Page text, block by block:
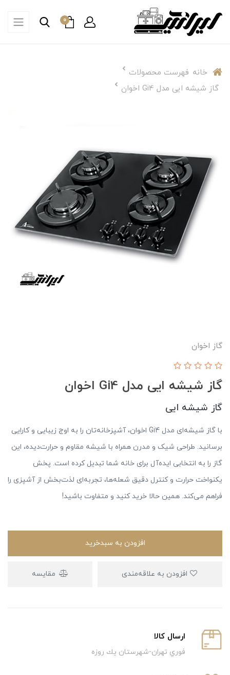
0
خانه فهرست محصولات
گاز شیشه ایی مدل Gi4 اخوان
گاز اخوان
گاز شیشه ایی مدل Gi4 اخوان
گاز شیشه ایی
با گاز شیشه‌ای مدل Gi4 اخوان، آشپزخانه‌تان را به اوج زیبایی و کارایی
برسانید. طراحی شیک و مدرن همراه با شیشه مقاوم و حرارت‌دیده، این
گاز را به انتخابی ایده‌آل برای خانه شما تبدیل کرده است. پخش
یکنواخت حرارت و کنترل دقیق شعله‌ها، تجربه‌ای لذت‌بخش از آشپزی را
فراهم می‌کند. همین حالا خرید کنید و متفاوت باشید!
افزودن به سبدخرید
مقایسه
ارسال كالا
فوري تهران-شهرستان يك روزه